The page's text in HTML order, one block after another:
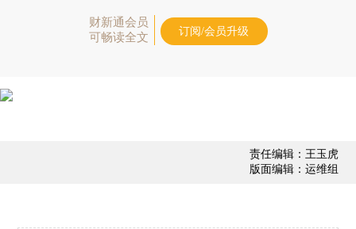
财新通会员
可畅读全文
订阅/会员升级
责任编辑：王玉虎
版面编辑：运维组